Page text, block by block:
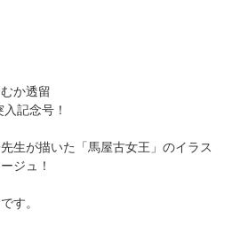
か透留
記念号！
生が描いた「馬屋古女王」のイラス
ジュ！
す。